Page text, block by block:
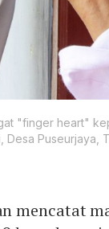
"finger heart"
Puseurjaya,
mencatat